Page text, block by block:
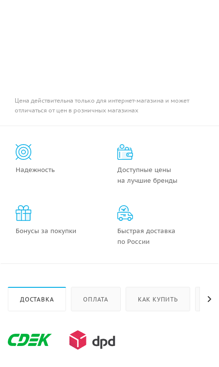
Цена действительна только для интернет-магазина и может
отличаться от цен в розничных магазинах
Надежность
Доступные цены
на лучшие бренды
Бонусы за покупки
Быстрая доставка
по России
ДОСТАВКА ОПЛАТА КАК КУПИТЬ